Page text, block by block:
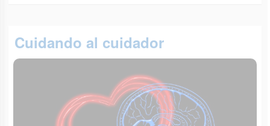
Cuidando al cuidador